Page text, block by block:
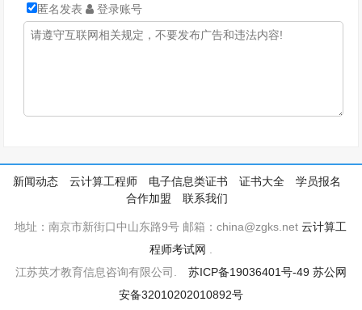
匿名发表 登录账号
新闻动态 云计算工程师 电子信息类证书 证书大全
学员报名
合作加盟
联系我们
地址：南京市新街口中山东路9号 邮箱：china@zgks.net云计算工
程师考试网
江苏英才教育信息咨询有限公司. 苏ICP备19036401号-49 苏公网
安备32010202010892号